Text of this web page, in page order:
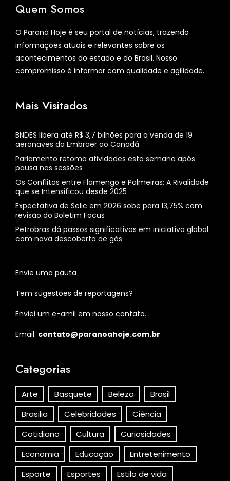
Quem Somos
O Paraná Hoje é seu portal de notícias, trazendo
informações atuais e relevantes sobre os
acontecimentos do estado e do Brasil. Nosso
compromisso é informar com qualidade e agilidade.
Mais Visitados
BNDES libera até R$ 3,7 bilhões para a venda de 19
aeronaves da Embraer ao Canadá
Parlamento retoma atividades esta semana após
pausa nas sessões
Os Conflitos entre Flamengo e Palmeiras: A Rivalidade
que se Intensificou desde 2025
Expectativa de Selic em 2026 sobe para 13,75% com
revisão do Boletim Focus
Petrobras dá passos significativos em iniciativa global
com nova descoberta de gás
Envie uma pauta
Tem sugestões de reportagens?
Enviei um e-amil em nosso contato.
Email: contato@paranoahoje.com.br
Categorias
Arte Basquete Beleza
Brasil
Brasilia
Celebridades
Ciência
Cotidiano
Cultura
Curiosidades
Economia
Educação
Entretenimento
Esporte
Esportes Estilo de vida